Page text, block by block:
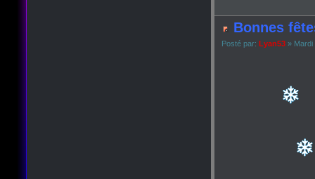
Bonnes
Posté par: Lyan53 » Mardi